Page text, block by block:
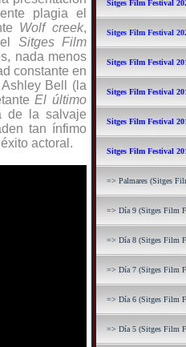
plagia el
Wolf creek,
Sitges Film
nada menos
constante en
Bell (la
El último
de la salvaje
tan ínfimo
actoral.
Sitges Film Festival
Sitges Film Festival
Sitges Film Festival
Sitges Film Festival
Sitges Film Festival
Sitges Film Festival
=> Palmares (Sitges
=> Día 9 (Sitges Film
=> Día 8 (Sitges Film
=> Día 7 (Sitges Film
=> Día 6 (Sitges Film
=> Día 5 (Sitges Film